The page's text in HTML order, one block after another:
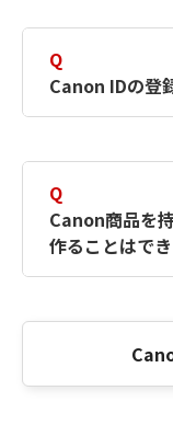
択したサ
簡単に作成
Canon ID
Q
Canon IDの登
Q
Canon商品を
作ることはで